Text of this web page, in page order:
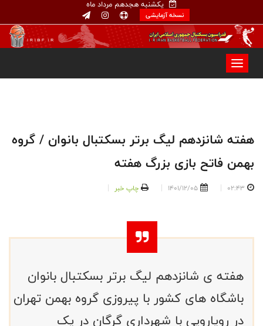
یکشنبه هجدهم مرداد ماه
نسخه آزمایشی
هفته شانزدهم لیگ برتر بسکتبال بانوان / گروه
بهمن فاتح بازی بزرگ هفته
02:43
1401/12/05 چاپ خبر
هفته ی شانزدهم لیگ برتر بسکتبال بانوان
باشگاه های کشور با پیروزی گروه بهمن تهران
در رویارویی با شهرداری گرگان در یک